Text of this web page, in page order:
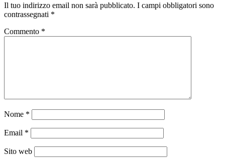
Il tuo indirizzo email non sarà pubblicato. I campi obbligatori sono
contrassegnati *
Commento *
Nome *
Email *
Sito web